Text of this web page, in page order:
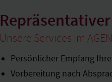
Unsere Services im
Persönlicher Empfang
Vorbereitung nach